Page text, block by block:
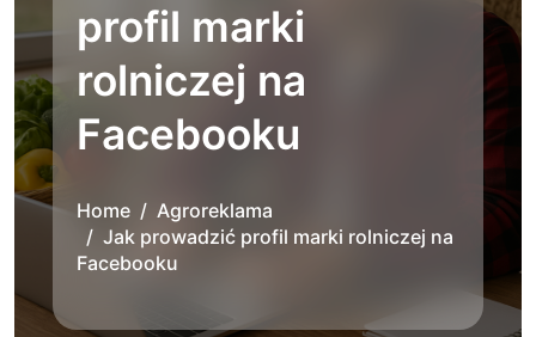
profil marki
rolniczej na
Facebooku
Home
Agroreklama
Jak prowadzić profil marki rolniczej na
Facebooku